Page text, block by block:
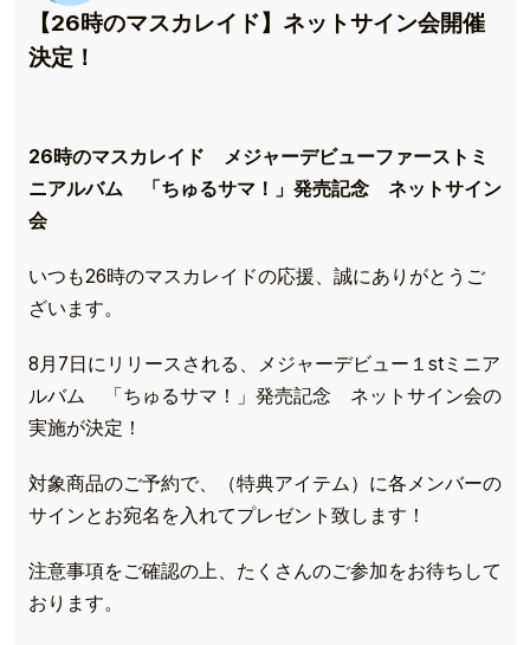
【26時のマスカレイド】ネットサイン会開催
決定！
26時のマスカレイド メジャーデビューファーストミ
ニアルバム 「ちゅるサマ！」発売記念 ネットサイン
会
いつも26時のマスカレイドの応援、誠にありがとうご
ざいます。
8月7日にリリースされる、メジャーデビュー１stミニア
ルバム 「ちゅるサマ！」発売記念 ネットサイン会の
実施が決定！
対象商品のご予約で、（特典アイテム）に各メンバーの
サインとお宛名を入れてプレゼント致します！
注意事項をご確認の上、たくさんのご参加をお待ちして
おります。